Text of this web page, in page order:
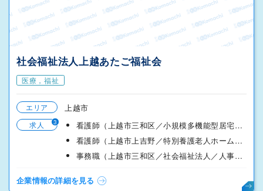
社会福祉法人上越あたご福祉会
医療，福祉
エリア 上越市
求人 3
看護師（上越市三和区／小規模多機能型居宅介護／日勤）
看護師（上越市上吉野／特別養護老人ホーム／日勤）
事務職（上越市三和区／社会福祉法人／人事部）
企業情報の詳細を見る